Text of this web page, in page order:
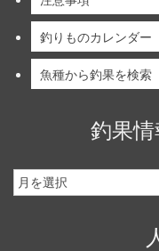
釣りものカレンダー
魚種から釣果を検索
釣果
釣
果